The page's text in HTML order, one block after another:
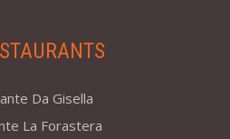
Da Gisella
La Forastera